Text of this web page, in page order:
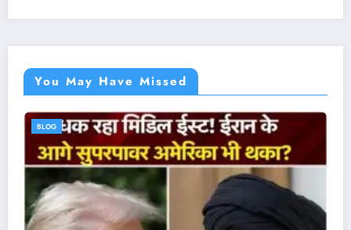
You May Have Missed
BLOG